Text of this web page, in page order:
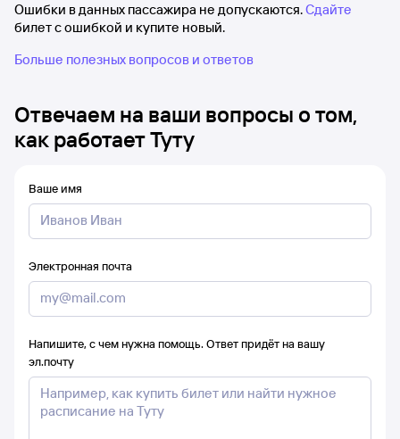
Ошибки в данных пассажира не допускаются.Сдайте
билет с ошибкой и купите новый.
Больше полезных вопросов и ответов
Отвечаем на ваши вопросы о том,
как работает Туту
Ваше имя
Электронная почта
Напишите, с чем нужна помощь. Ответ придёт на вашу
эл.почту